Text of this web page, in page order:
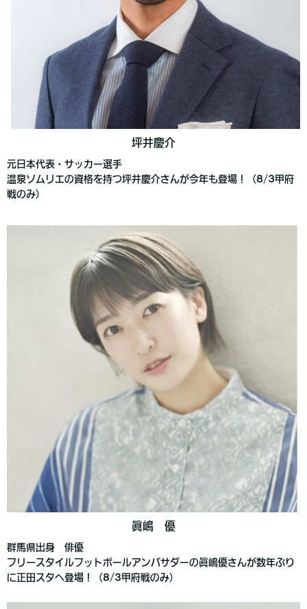
坪井慶介
元日本代表・サッカー選手
温泉ソムリエの資格を持つ坪井慶介さんが今年も登場！（8/3甲府
戦のみ）
眞嶋 優
群馬県出身 俳優
フリースタイルフットボールアンバサダーの眞嶋優さんが数年ぶり
に正田スタへ登場！（8/3甲府戦のみ）